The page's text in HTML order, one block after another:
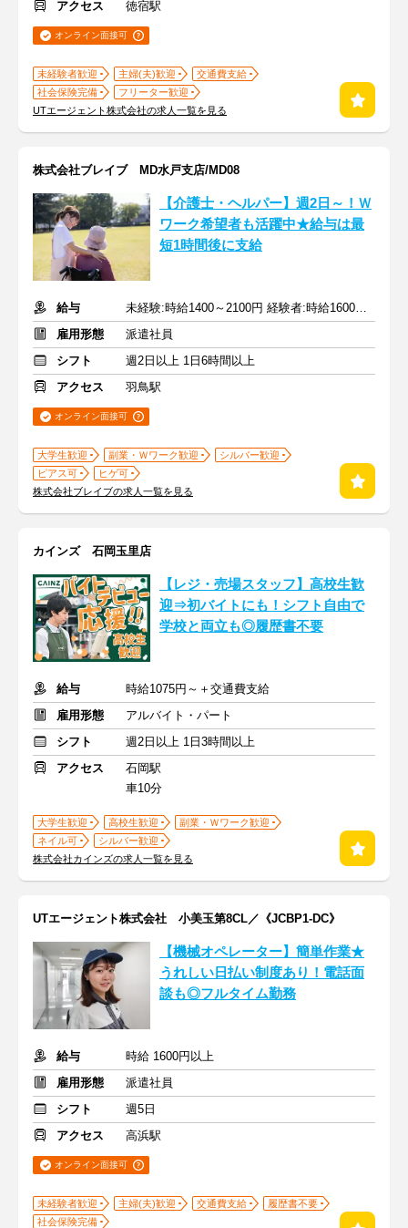
アクセス
徳宿駅
オンライン面接可
未経験者歓迎 主婦(夫)歓迎
交通費支給
社会保険完備
フリーター歓迎
UTエージェント株式会社の求人一覧を見る
株式会社ブレイブ MD水戸支店/MD08
【介護士・ヘルパー】週2日～！Ｗ
ワーク希望者も活躍中★給与は最
短1時間後に支給
給与
未経験:時給1400～2100円 経験者:時給1600～2400円+交通費全額
雇用形態
派遣社員
シフト
週2日以上 1日6時間以上
アクセス
羽鳥駅
オンライン面接可
大学生歓迎 副業・Ｗワーク歓迎
シルバー歓迎
ピアス可
ヒゲ可
株式会社ブレイブの求人一覧を見る
カインズ 石岡玉里店
【レジ・売場スタッフ】高校生歓
迎⇒初バイトにも！シフト自由で
学校と両立も◎履歴書不要
給与
時給1075円～＋交通費支給
雇用形態
アルバイト・パート
シフト
週2日以上 1日3時間以上
アクセス
石岡駅
車10分
大学生歓迎 高校生歓迎
副業・Ｗワーク歓迎
ネイル可
シルバー歓迎
株式会社カインズの求人一覧を見る
UTエージェント株式会社 小美玉第8CL／《JCBP1-DC》
【機械オペレーター】簡単作業★
うれしい日払い制度あり！電話面
談も◎フルタイム勤務
給与
時給 1600円以上
雇用形態
派遣社員
シフト
週5日
アクセス
高浜駅
オンライン面接可
未経験者歓迎 主婦(夫)歓迎 交通費支給
履歴書不要
社会保険完備